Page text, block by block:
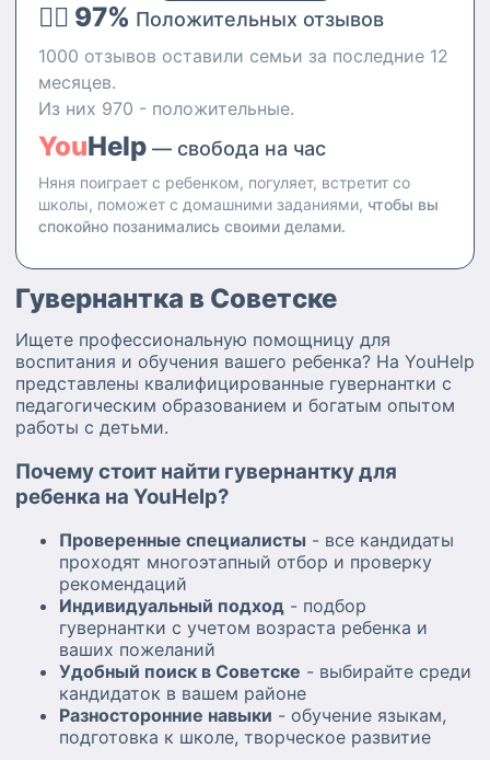
👍🏻 97% Положительных отзывов
1000 отзывов оставили семьи за последние 12
месяцев.
Из них 970 - положительные.
YouHelp — свобода на час
Няня поиграет с ребенком, погуляет, встретит со
школы, поможет с домашними заданиями, чтобы вы
спокойно позанимались своими делами.
Гувернантка в Советске
Ищете профессиональную помощницу для
воспитания и обучения вашего ребенка? На YouHelp
представлены квалифицированные гувернантки с
педагогическим образованием и богатым опытом
работы с детьми.
Почему стоит найти гувернантку для
ребенка на YouHelp?
Проверенные специалисты - все кандидаты
проходят многоэтапный отбор и проверку
рекомендаций
Индивидуальный подход - подбор
гувернантки с учетом возраста ребенка и
ваших пожеланий
Удобный поиск в Советске - выбирайте среди
кандидаток в вашем районе
Разносторонние навыки - обучение языкам,
подготовка к школе, творческое развитие